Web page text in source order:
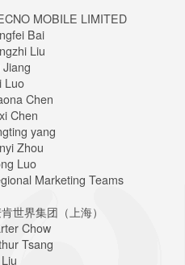
MOBILE LIMITED
Bai
Liu
Jiang
Luo
Chen
Chen
yang
Zhou
Luo
Marketing Teams
世界集团（上海）
Chow
Tsang